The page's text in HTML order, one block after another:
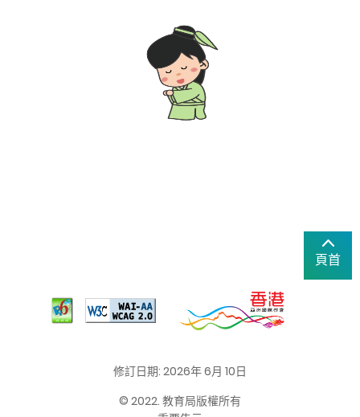
頁首
修訂日期: 2026年 6月 10日
© 2022. 教育局版權所有